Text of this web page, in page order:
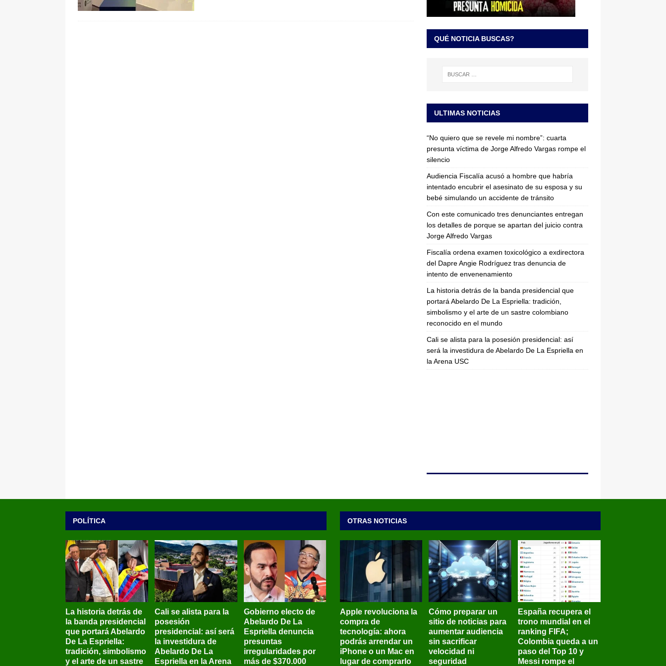
[ 5 de agosto de 2026 ]
QUÉ NOTICIA BUSCAS?
ULTIMAS NOTICIAS
“No quiero que se revele mi nombre”: cuarta
presunta víctima de Jorge Alfredo Vargas rompe el
silencio
Audiencia Fiscalía acusó a hombre que habría
intentado encubrir el asesinato de su esposa y su
bebé simulando un accidente de tránsito
Con este comunicado tres denunciantes entregan
los detalles de porque se apartan del juicio contra
Jorge Alfredo Vargas
Fiscalía ordena examen toxicológico a exdirectora
del Dapre Angie Rodríguez tras denuncia de
intento de envenenamiento
La historia detrás de la banda presidencial que
portará Abelardo De La Espriella: tradición,
simbolismo y el arte de un sastre colombiano
reconocido en el mundo
Cali se alista para la posesión presidencial: así
será la investidura de Abelardo De La Espriella en
la Arena USC
POLÍTICA
La historia detrás de
la banda presidencial
que portará Abelardo
De La Espriella:
tradición, simbolismo
y el arte de un sastre
Cali se alista para la
posesión
presidencial: así será
la investidura de
Abelardo De La
Espriella en la Arena
Gobierno electo de
Abelardo De La
Espriella denuncia
presuntas
irregularidades por
más de $370.000
OTRAS NOTICIAS
Apple revoluciona la
compra de
tecnología: ahora
podrás arrendar un
iPhone o un Mac en
lugar de comprarlo
Cómo preparar un
sitio de noticias para
aumentar audiencia
sin sacrificar
velocidad ni
seguridad
España recupera el
trono mundial en el
ranking FIFA;
Colombia queda a un
paso del Top 10 y
Messi rompe el